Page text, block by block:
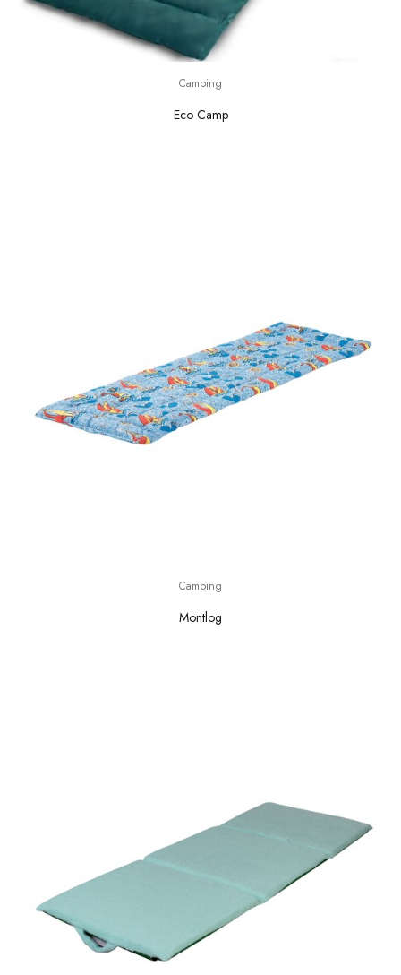
Camping
Eco Camp
Camping
Montlog